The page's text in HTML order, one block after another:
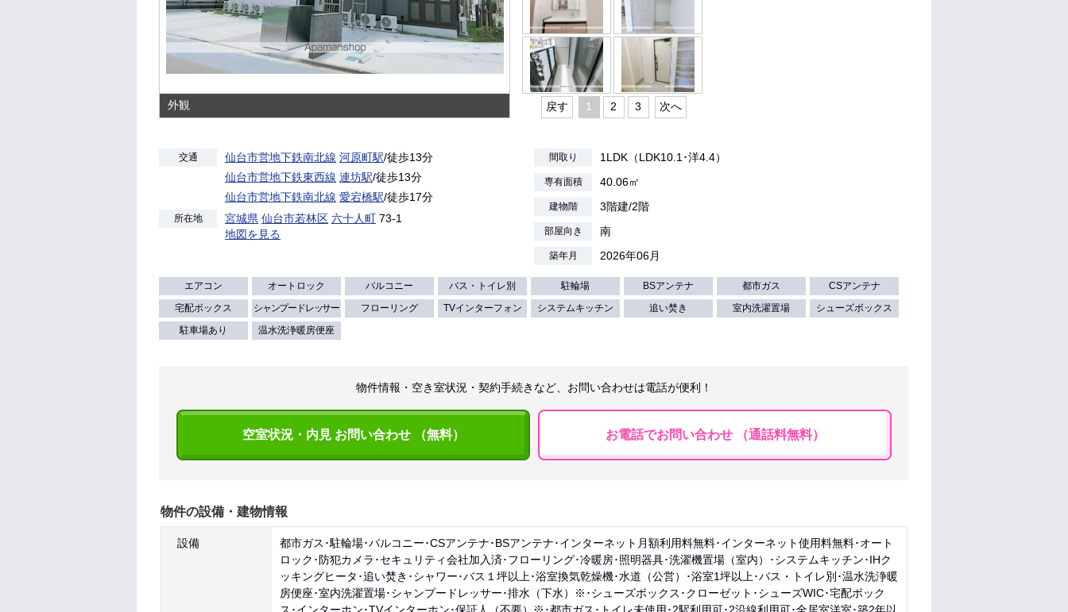
外観 戻す 1 2 3 次へ
交通 仙台市営地下鉄南北線 河原町駅/徒歩13分
仙台市営地下鉄東西線 連坊駅/徒歩13分
仙台市営地下鉄南北線 愛宕橋駅/徒歩17分
所在地 宮城県 仙台市若林区 六十人町 73-1
地図を見る
間取り 1LDK（LDK10.1･洋4.4）
専有面積 40.06㎡
建物階 3階建/2階
部屋向き 南
築年月 2026年06月
エアコン オートロック バルコニー バス・トイレ別 駐輪場 BSアンテナ 都市ガス
CSアンテナ
宅配ボックス
シャンプードレッサー フローリング TVインターフォン システムキッチン 追い焚き 室内洗濯置場
シューズボックス
駐車場あり
温水洗浄暖房便座
物件情報・空き室状況・契約手続きなど、お問い合わせは電話が便利！
空室状況・内見 お問い合わせ （無料） お電話でお問い合わせ （通話料無料）
物件の設備・建物情報
設備
都市ガス･駐輪場･バルコニー･CSアンテナ･BSアンテナ･インターネット月額利用料無料･インターネット使用料無料･オート
ロック･防犯カメラ･セキュリティ会社加入済･フローリング･冷暖房･照明器具･洗濯機置場（室内）･システムキッチン･IHク
ッキングヒータ･追い焚き･シャワー･バス１坪以上･浴室換気乾燥機･水道（公営）･浴室1坪以上･バス・トイレ別･温水洗浄暖
房便座･室内洗濯置場･シャンプードレッサー･排水（下水）※･シューズボックス･クローゼット･シューズWIC･宅配ボック
ス･インターホン･TVインターホン･保証人（不要）※･都市ガス･トイレ未使用･2駅利用可･2沿線利用可･全居室洋室･築2年以